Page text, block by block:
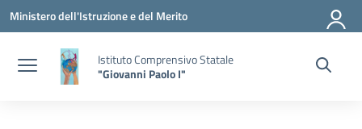
Vai ai contenuti
Vai al menu di navigazione
Vai al footer
Ministero dell'Istruzione e del Merito
Istituto Comprensivo Statale
"Giovanni Paolo I"